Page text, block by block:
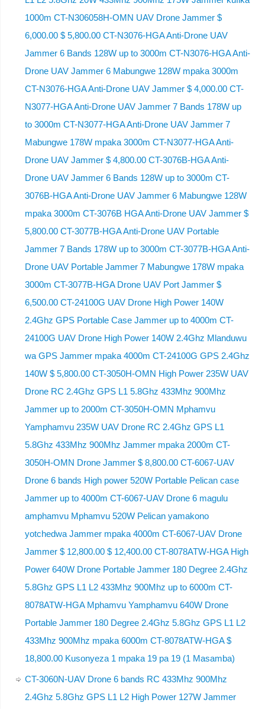
1000m CT-N306058H-OMN UAV Drone Jammer $
6,000.00 $ 5,800.00 CT-N3076-HGA Anti-Drone UAV
Jammer 6 Bands 128W up to 3000m CT-N3076-HGA ​​Anti-
Drone UAV Jammer 6 Mabungwe 128W mpaka 3000m
CT-N3076-HGA ​​Anti-Drone UAV Jammer $ 4,000.00 CT-
N3077-HGA Anti-Drone UAV Jammer 7 Bands 178W up
to 3000m CT-N3077-HGA Anti-Drone UAV Jammer 7
Mabungwe 178W mpaka 3000m CT-N3077-HGA Anti-
Drone UAV Jammer $ 4,800.00 CT-3076B-HGA Anti-
Drone UAV Jammer 6 Bands 128W up to 3000m CT-
3076B-HGA Anti-Drone UAV Jammer 6 Mabungwe 128W
mpaka 3000m CT-3076B HGA Anti-Drone UAV Jammer $
5,800.00 CT-3077B-HGA Anti-Drone UAV Portable
Jammer 7 Bands 178W up to 3000m CT-3077B-HGA Anti-
Drone UAV Portable Jammer 7 Mabungwe 178W mpaka
3000m CT-3077B-HGA Drone UAV Port Jammer $
6,500.00 CT-24100G UAV Drone High Power 140W
2.4Ghz GPS Portable Case Jammer up to 4000m CT-
24100G UAV Drone High Power 140W 2.4Ghz Mlanduwu
wa GPS Jammer mpaka 4000m CT-24100G GPS 2.4Ghz
140W $ 5,800.00 CT-3050H-OMN High Power 235W UAV
Drone RC 2.4Ghz GPS L1 5.8Ghz 433Mhz 900Mhz
Jammer up to 2000m CT-3050H-OMN Mphamvu
Yamphamvu 235W UAV Drone RC 2.4Ghz GPS L1
5.8Ghz 433Mhz 900Mhz Jammer mpaka 2000m CT-
3050H-OMN Drone Jammer $ 8,800.00 CT-6067-UAV
Drone 6 bands High power 520W Portable Pelican case
Jammer up to 4000m CT-6067-UAV Drone 6 magulu
amphamvu Mphamvu 520W Pelican yamakono
yotchedwa Jammer mpaka 4000m CT-6067-UAV Drone
Jammer $ 12,800.00 $ 12,400.00 CT-8078ATW-HGA High
Power 640W Drone Portable Jammer 180 Degree 2.4Ghz
5.8Ghz GPS L1 L2 433Mhz 900Mhz up to 6000m CT-
8078ATW-HGA Mphamvu Yamphamvu 640W Drone
Portable Jammer 180 Degree 2.4Ghz 5.8Ghz GPS L1 L2
433Mhz 900Mhz mpaka 6000m CT-8078ATW-HGA $
18,800.00 Kusonyeza 1 mpaka 19 pa 19 (1 Masamba)
CT-3060N-UAV Drone 6 bands RC 433Mhz 900Mhz
2.4Ghz 5.8Ghz GPS L1 L2 High Power 127W Jammer